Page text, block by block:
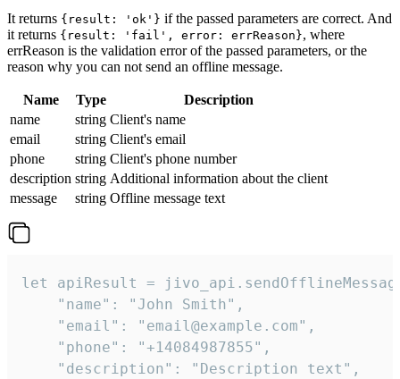
It returns {result: 'ok'} if the passed parameters are correct. And
it returns {result: 'fail', error: errReason}, where
errReason is the validation error of the passed parameters, or the
reason why you can not send an offline message.
Name Type
Description
name
string Client's name
email
string Client's email
phone
string Client's phone number
description string Additional information about the client
message
string Offline message text
let apiResult =
    "name": "John Smith",
    "email": "email@example.com",
    "phone": "+14084987855",
    "description": "Description text",